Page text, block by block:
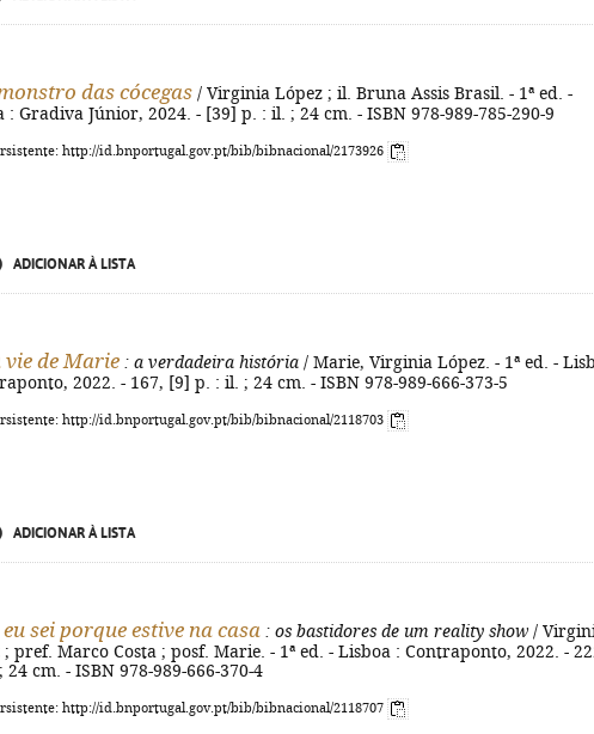
das cócegas / Virginia López ; il. Bruna Assis Brasil. - 1ª ed. -
: Gradiva Júnior, 2024. - [39] p. : il. ; 24 cm. - ISBN 978-989-785-290-9
http://id.bnportugal.gov.pt/bib/bibnacional/2173926
ADICIONAR À LISTA
vie de Marie : a verdadeira história / Marie, Virginia López. - 1ª ed. -
2022. - 167, [9] p. : il. ; 24 cm. - ISBN 978-989-666-373-5
http://id.bnportugal.gov.pt/bib/bibnacional/2118703
ADICIONAR À LISTA
eu sei porque estive na casa : os bastidores de um reality show/
; pref. Marco Costa ; posf. Marie. - 1ª ed. - Lisboa : Contraponto, 2022. -
24 cm. - ISBN 978-989-666-370-4
http://id.bnportugal.gov.pt/bib/bibnacional/2118707